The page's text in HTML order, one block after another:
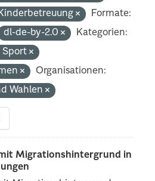
Formate:
dl-de-by-2.0
Kategorien:
Sport
Organisationen:
Wahlen
Migrationshintergrund in